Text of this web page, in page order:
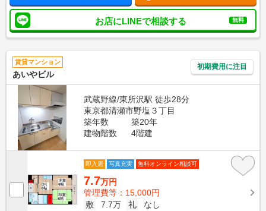
お店にLINEで相談する 無料
賃貸マンション
あいやビル
初期費用に注目
武蔵野線/東所沢駅 徒歩28分
東京都清瀬市野塩３丁目
築年数
築20年
建物階数
4階建
即入居 写真充実 無料オンライン相談可
7.7万円
管理費等：15,000円
敷
7.7万 礼
なし